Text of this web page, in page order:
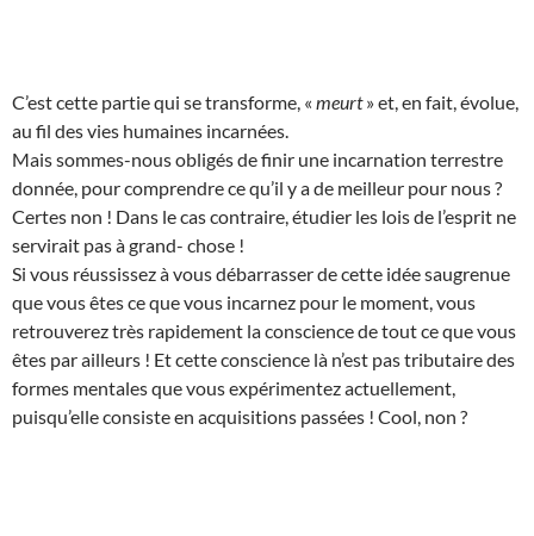
C’est cette partie qui se transforme, « meurt» et, en fait, évolue,
au fil des vies humaines incarnées.
Mais sommes-nous obligés de finir une incarnation terrestre
donnée, pour comprendre ce qu’il y a de meilleur pour nous ?
Certes non ! Dans le cas contraire, étudier les lois de l’esprit ne
servirait pas à grand- chose !
Si vous réussissez à vous débarrasser de cette idée saugrenue
que vous êtes ce que vous incarnez pour le moment, vous
retrouverez très rapidement la conscience de tout ce que vous
êtes par ailleurs ! Et cette conscience là n’est pas tributaire des
formes mentales que vous expérimentez actuellement,
puisqu’elle consiste en acquisitions passées ! Cool, non ?